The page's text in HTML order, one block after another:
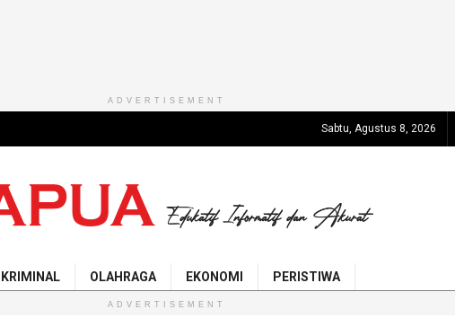
ADVERTISEMENT
Sabtu, Agustus 8, 2026
KRIMINAL OLAHRAGA EKONOMI PERISTIWA
ADVERTISEMENT